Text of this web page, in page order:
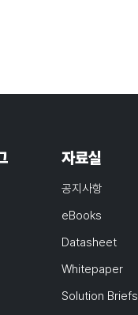
자료실
공지사항
eBooks
Datasheet
Whitepaper
Solution Briefs